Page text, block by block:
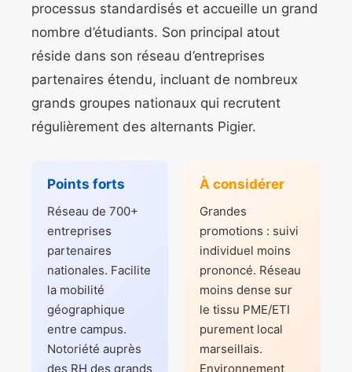
processus standardisés et accueille un grand
nombre d’étudiants. Son principal atout
réside dans son réseau d’entreprises
partenaires étendu, incluant de nombreux
grands groupes nationaux qui recrutent
régulièrement des alternants Pigier.
Points forts
Réseau de 700+
entreprises
partenaires
nationales. Facilite
la mobilité
géographique
entre campus.
Notoriété auprès
des RH des grands
À considérer
Grandes
promotions : suivi
individuel moins
prononcé. Réseau
moins dense sur
le tissu PME/ETI
purement local
marseillais.
Environnement